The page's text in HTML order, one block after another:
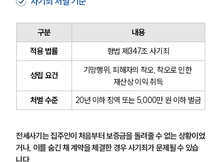
구분
내용
적용 법률
형법 제347조 사기죄
성립 요건
기망행위, 피해자의 착오, 착오로 인한
재산상 이익 취득
처벌 수준
20년 이하 징역 또는 5,000만 원 이하 벌금
전세사기는 집주인이 처음부터 보증금을 돌려줄 수 없는 상황이었
거나, 이를 숨긴 채 계약을 체결한 경우 사기죄가 문제될 수 있습
니다.